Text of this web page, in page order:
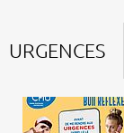
URGENCES